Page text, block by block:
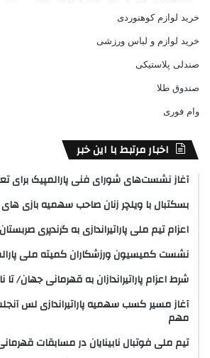
خرید لوازم کوهنوردی
خرید لوازم و لباس ورزشی
صندلی پلاستیکی
صندوق طلا
وام فوری
اخبار مرتبط با این خبر
آغاز نشست‌های شورای فنی پارالمپیک برای
بسکتبال با ویلچر زنان صاحب سهمیه بازی های
اعزام تیم ملی پاراتیراندازی به گرندپری صربستان
نشست کمیسیون ورزشکاران کمیته ملی
شرط اعزام پاراتیراندازان به قهرمانی جهان/ تا ناگویا ۶
مهم
تیم ملی فوتبال نابینایان در مسابقات